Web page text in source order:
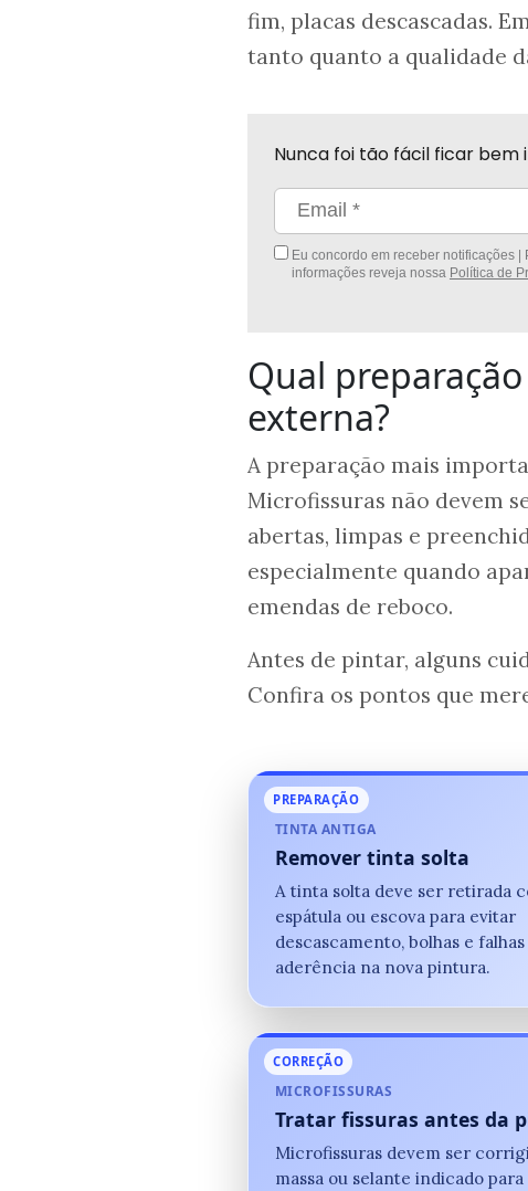
fim, placas descascadas.
tanto quanto a qualidade
Nunca foi tão fácil ficar
Eu concordo em receber notificações |
informações reveja nossa Política de
Qual
externa?
A preparação mais
Microfissuras não devem
abertas, limpas e
especialmente quando
emendas de reboco.
Antes de pintar, alguns
Confira os pontos que
PREPARAÇÃO
TINTA ANTIGA
Remover tinta solta
A tinta solta deve ser retirada
espátula ou escova para evitar
descascamento, bolhas e falhas
aderência na nova pintura.
CORREÇÃO
MICROFISSURAS
Tratar fissuras antes da
Microfissuras devem ser
massa ou selante indicado para